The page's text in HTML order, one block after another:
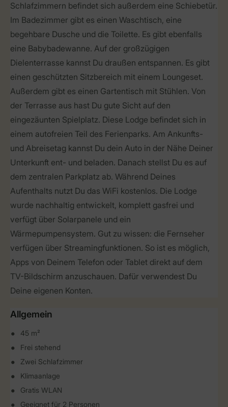
Schlafzimmern befindet sich außerdem eine Schiebetür.
Im Badezimmer gibt es einen Waschtisch, eine
begehbare Dusche und die Toilette. Es gibt ebenfalls
eine Babybadewanne. Auf der großzügigen
Dielenterrasse kannst Du draußen entspannen. Es gibt
einen geschützten Sitzbereich mit einem Loungeset.
Außerdem gibt es einen Gartentisch mit Stühlen. Von
der Terrasse aus hast Du gute Sicht auf den
eingezäunten Spielplatz. Diese Lodge befindet sich in
einem autofreien Teil des Ferienparks. Am Ankunfts-
und Abreisetag kannst Du dein Auto in der Nähe Deiner
Unterkunft ent- und beladen. Danach stellst Du es auf
dem zentralen Parkplatz ab. Während Deines
Aufenthalts nutzt Du das WiFi kostenlos. Die Lodge
wurde nachhaltig entwickelt, komplett gasfrei und
verfügt über Solarpanele und ein
Wärmepumpensystem. Gut zu wissen: die Fernseher
verfügen über Streamingfunktionen. So ist es möglich,
Apps von Deinem Telefon oder Tablet direkt auf dem
TV-Bildschirm anzuschauen. Dafür verwendest Du
Deine eigenen Konten.
Allgemein
45 m²
Frei stehend
Zwei Schlafzimmer
Klimaanlage
Gratis WLAN
Geeignet für 2 Personen